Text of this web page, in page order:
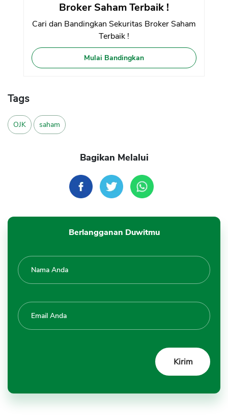
Broker Saham Terbaik !
Cari dan Bandingkan Sekuritas Broker Saham
Terbaik !
Mulai Bandingkan
Tags
OJK saham
Bagikan Melalui
Berlangganan Duwitmu